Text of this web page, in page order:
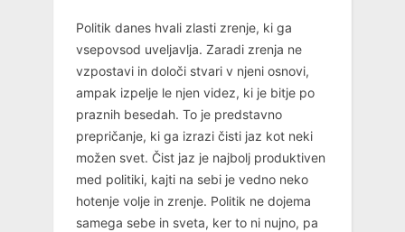
Politik danes hvali zlasti zrenje, ki ga
vsepovsod uveljavlja. Zaradi zrenja ne
vzpostavi in določi stvari v njeni osnovi,
ampak izpelje le njen videz, ki je bitje po
praznih besedah. To je predstavno
prepričanje, ki ga izrazi čisti jaz kot neki
možen svet. Čist jaz je najbolj produktiven
med politiki, kajti na sebi je vedno neko
hotenje volje in zrenje. Politik ne dojema
samega sebe in sveta, ker to ni nujno, pa